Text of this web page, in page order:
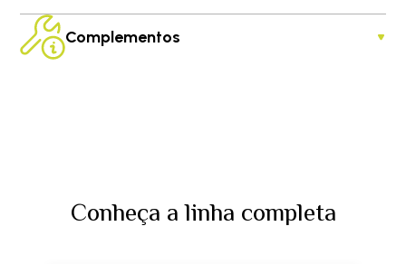
Complementos
Conheça a linha completa